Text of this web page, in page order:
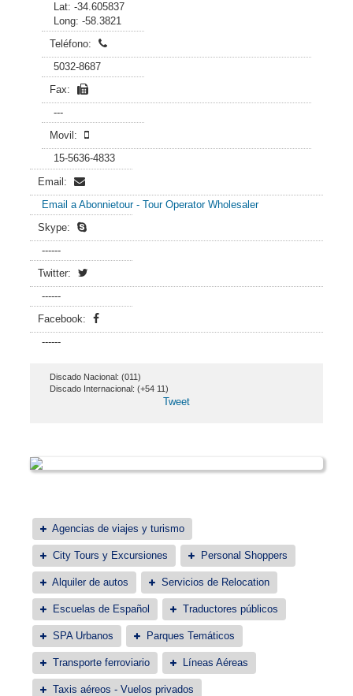
Lat: -34.605837
Long: -58.3821
Teléfono:
5032-8687
Fax:
---
Movil:
15-5636-4833
Email:
Email a Abonnietour - Tour Operator Wholesaler
Skype:
------
Twitter:
------
Facebook:
------
Discado Nacional: (011)
Discado Internacional: (+54 11)
Tweet
Agencias de viajes y turismo
City Tours y Excursiones Personal Shoppers
Alquiler de autos Servicios de Relocation
Escuelas de Español Traductores públicos
SPA Urbanos Parques Temáticos
Transporte ferroviario Líneas Aéreas
Taxis aéreos - Vuelos privados